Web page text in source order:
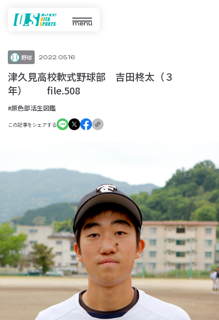
menu
野球 2022.05.16
津久見高校軟式野球部 吉田柊太（３
年） file.508
#原色部活生図鑑
この記事をシェアする